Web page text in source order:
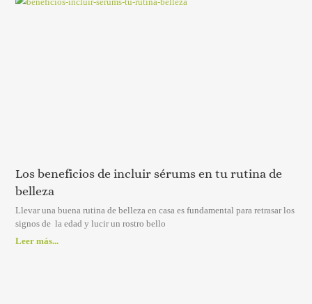
Los beneficios de incluir sérums en tu rutina de
belleza
Llevar una buena rutina de belleza en casa es fundamental para retrasar los
signos de la edad y lucir un rostro bello
Leer más...